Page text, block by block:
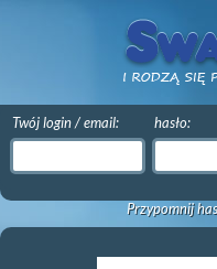
Twój login / email: hasło:
Przypomnij